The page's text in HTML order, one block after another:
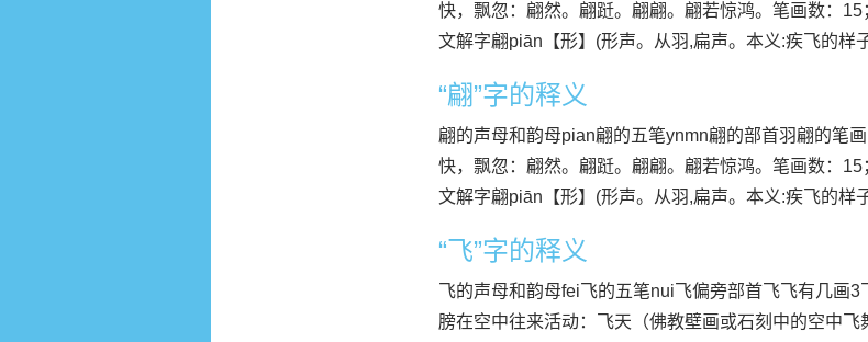
快，飘忽：翩然。翩跹。翩翩。翩若惊鸿。笔画数：
文解字翩piān【形】(形声。从羽,扁声。本义:疾飞的样
“翩”字的释义
翩的声母和韵母pian翩的五笔ynmn翩的部首羽翩的笔
快，飘忽：翩然。翩跹。翩翩。翩若惊鸿。笔画数：
文解字翩piān【形】(形声。从羽,扁声。本义:疾飞的样
“飞”字的释义
飞的声母和韵母fei飞的五笔nui飞偏旁部首飞飞有几画
膀在空中往来活动：飞天（佛教壁画或石刻中的空中